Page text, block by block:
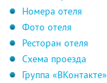
Номера отеля
Фото отеля
Ресторан отеля
Схема проезда
Группа «ВКонтакте»